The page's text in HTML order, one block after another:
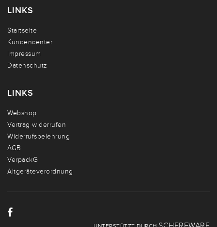
LINKS
Startseite
Kundencenter
Impressum
Datenschutz
LINKS
Webshop
Vertrag widerrufen
Widerrufsbelehrung
AGB
VerpackG
Altgeräteverordnung